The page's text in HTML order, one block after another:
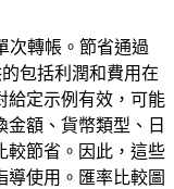
次轉帳。節省通過
包括利潤和費用在
給定示例有效，可能
金額、貨幣類型、日
較節省。因此，這些
導使用。匯率比較圖